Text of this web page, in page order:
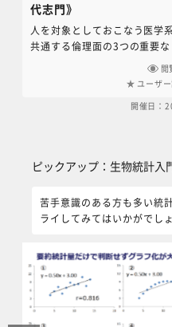
代志門》
人を対象としておこなう医学
共通する倫理面の3つの重要な
クである研究対象者の保護 、
正の防止、 利益相反の管理
を行う研究者・支援者すべて
閲
ユーザ
開催日：
ピックアップ：生物統計入
苦手意識のある方も多い統
ライしてみてはいかがでしょ